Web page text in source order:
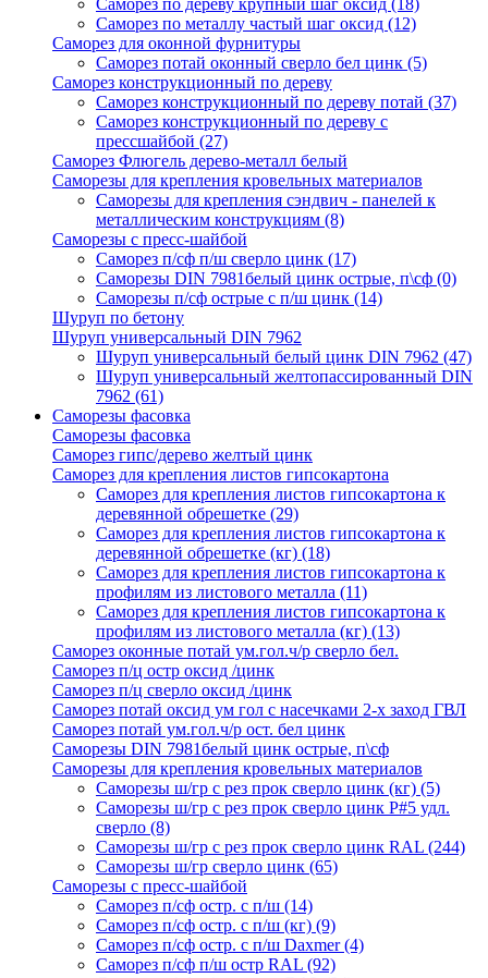
Саморез по дереву крупный шаг оксид (18)
Саморез по металлу частый шаг оксид (12)
Саморез для оконной фурнитуры
Саморез потай оконный сверло бел цинк (5)
Саморез конструкционный по дереву
Саморез конструкционный по дереву потай (37)
Саморез конструкционный по дереву с
прессшайбой (27)
Саморез Флюгель дерево-металл белый
Саморезы для крепления кровельных материалов
Саморезы для крепления сэндвич - панелей к
металлическим конструкциям (8)
Саморезы с пресс-шайбой
Саморез п/сф п/ш сверло цинк (17)
Саморезы DIN 7981белый цинк острые, п\сф (0)
Саморезы п/сф острые с п/ш цинк (14)
Шуруп по бетону
Шуруп универсальный DIN 7962
Шуруп универсальный белый цинк DIN 7962 (47)
Шуруп универсальный желтопассированный DIN
7962 (61)
Саморезы фасовка
Саморезы фасовка
Саморез гипс/дерево желтый цинк
Саморез для крепления листов гипсокартона
Саморез для крепления листов гипсокартона к
деревянной обрешетке (29)
Саморез для крепления листов гипсокартона к
деревянной обрешетке (кг) (18)
Саморез для крепления листов гипсокартона к
профилям из листового металла (11)
Саморез для крепления листов гипсокартона к
профилям из листового металла (кг) (13)
Саморез оконные потай ум.гол.ч/р сверло бел.
Саморез п/ц остр оксид /цинк
Саморез п/ц сверло оксид /цинк
Саморез потай оксид ум гол с насечками 2-х заход ГВЛ
Саморез потай ум.гол.ч/р ост. бел цинк
Саморезы DIN 7981белый цинк острые, п\сф
Саморезы для крепления кровельных материалов
Саморезы ш/гр с рез прок сверло цинк (кг) (5)
Саморезы ш/гр с рез прок сверло цинк P#5 удл.
сверло (8)
Саморезы ш/гр с рез прок сверло цинк RAL (244)
Саморезы ш/гр сверло цинк (65)
Саморезы с пресс-шайбой
Саморез п/сф остр. с п/ш (14)
Саморез п/сф остр. с п/ш (кг) (9)
Саморез п/сф остр. с п/ш Daxmer(4)
Саморез п/сф п/ш остр RAL (92)